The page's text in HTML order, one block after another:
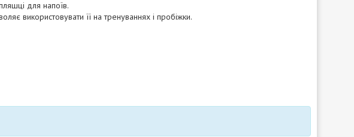
для напоїв.
використовувати її на тренуваннях і пробіжки.